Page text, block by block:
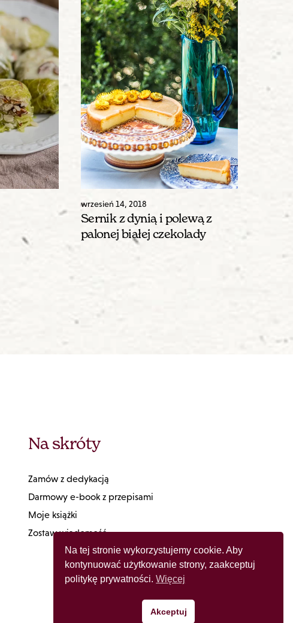
wrzesień 14, 2018
Sernik z dynią i polewą z
palonej białej czekolady
Na skróty
Zamów z dedykacją
Darmowy e-book z przepisami
Moje książki
Zostaw wiadomość
Na tej stronie wykorzystujemy cookie. Aby
kontynuować użytkowanie strony, zaakceptuj
politykę prywatności.Więcej
Akceptuj